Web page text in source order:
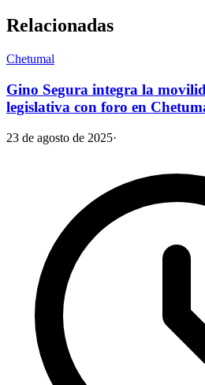
Relacionadas
Chetumal
Gino Segura integra la
legislativa con foro en
23 de agosto de 2025·